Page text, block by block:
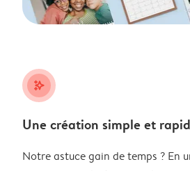
stars_plus
Une création simple et
Notre astuce gain de temps ? En